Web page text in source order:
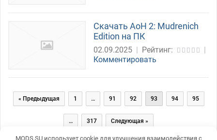
Скачать AoH 2: Mudrenich
Edition на ПК
02.09.2025 | Рейтинг:
|
Комментировать
Постраничная
навигация
« Предыдущая 1 … 91 92 93 94 95
… 317 Следующая »
MODS.SU использует cookie для улучшения взаимодействия с